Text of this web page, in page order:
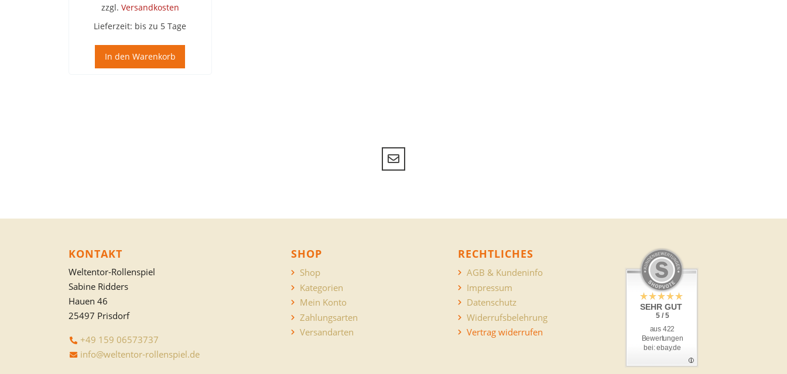
zzgl. Versandkosten
Lieferzeit: bis zu 5 Tage
In den Warenkorb
KONTAKT
Weltentor-Rollenspiel
Sabine Ridders
Hauen 46
25497 Prisdorf
+49 159 06573737
info@weltentor-rollenspiel.de
SHOP
Shop
Kategorien
Mein Konto
Zahlungsarten
Versandarten
RECHTLICHES
AGB & Kundeninfo
Impressum
Datenschutz
Widerrufsbelehrung
Vertrag widerrufen
SEHR GUT
5 / 5
aus 422
Bewertungen
bei: ebay.de